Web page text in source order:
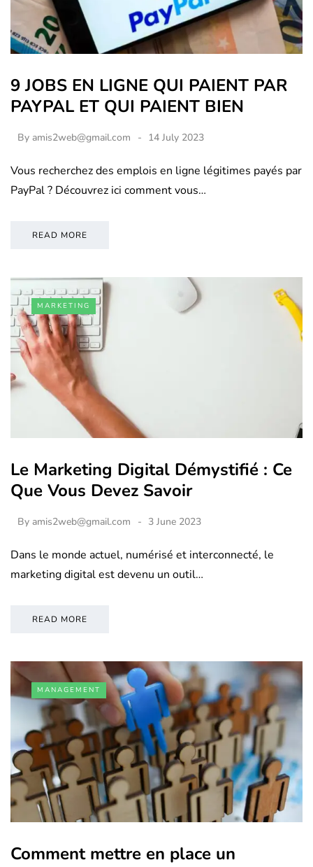
9 JOBS EN LIGNE QUI PAIENT PAR
PAYPAL ET QUI PAIENT BIEN
By amis2web@gmail.com 14 July 2023
Vous recherchez des emplois en ligne légitimes payés par
PayPal ? Découvrez ici comment vous…
READ MORE
MARKETING
Le Marketing Digital Démystifié : Ce
Que Vous Devez Savoir
By amis2web@gmail.com 3 June 2023
Dans le monde actuel, numérisé et interconnecté, le
marketing digital est devenu un outil…
READ MORE
MANAGEMENT
Comment mettre en place un